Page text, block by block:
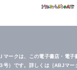
マークは、この電子書店・電
号）です。詳しくは［ABJマー